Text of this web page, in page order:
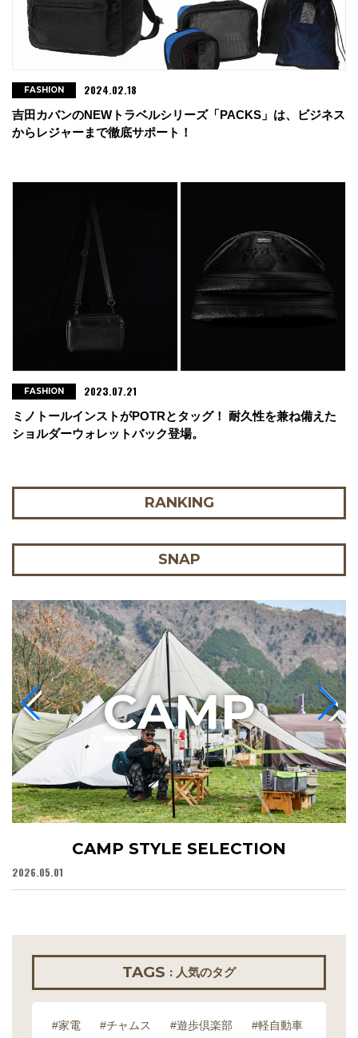
吉田カバンのNEWトラベルシリーズ「PACKS」は、ビジネス
からレジャーまで徹底サポート！
FASHION 2024.02.18
ミノトールインストがPOTRとタッグ！ 耐久性を兼ね備えた
ショルダーウォレットバック登場。
FASHION 2023.07.21
RANKING
SNAP
CAMP STYLE SELECTION
2026.05.01
CAMP
TAGS : 人気のタグ
#家電 #チャムス #遊歩倶楽部 #軽自動車